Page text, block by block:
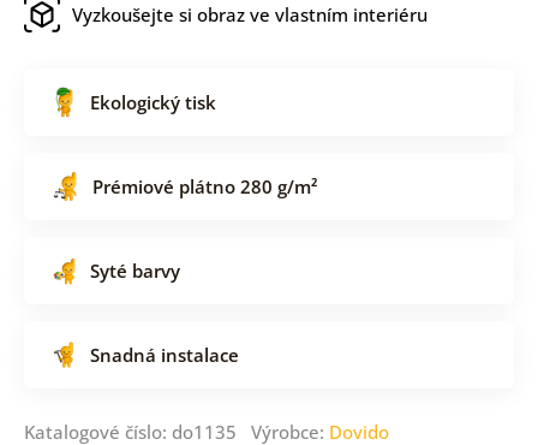
Vyzkoušejte si obraz ve vlastním interiéru
Ekologický tisk
Prémiové plátno 280 g/m²
Syté barvy
Snadná instalace
Katalogové číslo: do1135 Výrobce: Dovido